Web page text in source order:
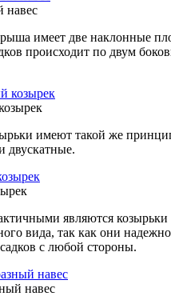
навес
имеет две наклонные
происходит по двум
имеют такой же
двускатные.
являются
вида, так как они
с любой стороны.
навес